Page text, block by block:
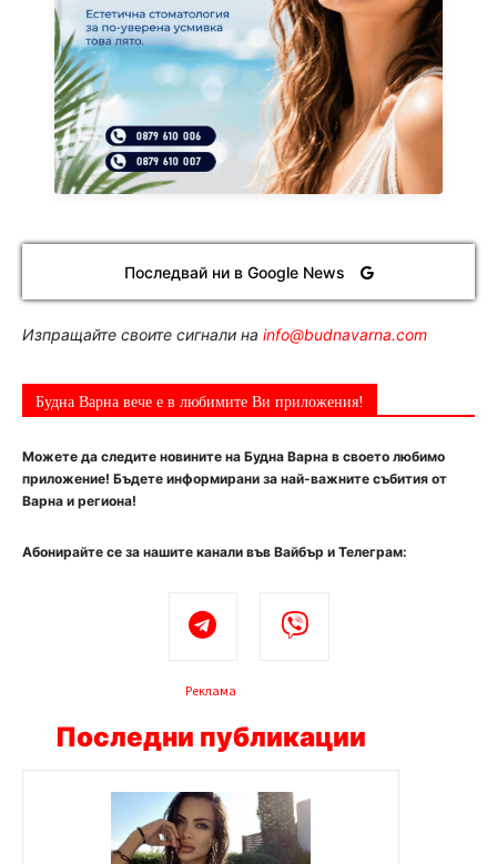
Последвай ни в Google News
Изпращайте своите сигнали на info@budnavarna.com
Будна Варна вече е в любимите Ви приложения!
Можете да следите новините на Будна Варна в своето любимо
приложение! Бъдете информирани за най-важните събития от
Варна и региона!
Абонирайте се за нашите канали във Вайбър и Телеграм:
Реклама
Последни публикации